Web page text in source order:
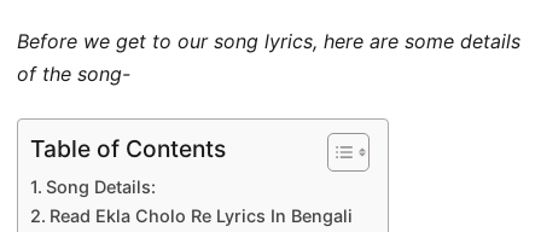
Before we get to our song lyrics, here are some details
of the song-
Table of Contents
Song Details:
Read Ekla Cholo Re Lyrics In Bengali